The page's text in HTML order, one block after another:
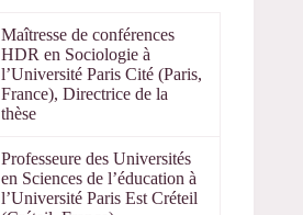
Maîtresse de conférences
HDR en Sociologie à
l’Université Paris Cité (Paris,
France), Directrice de la
thèse
Professeure des Universités
en Sciences de l’éducation à
l’Université Paris Est Créteil